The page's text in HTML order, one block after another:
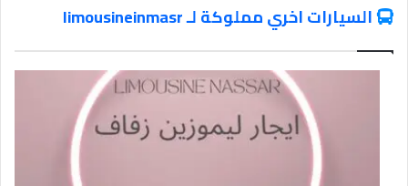
السيارات اخري مملوكة لـ limousineinmasr